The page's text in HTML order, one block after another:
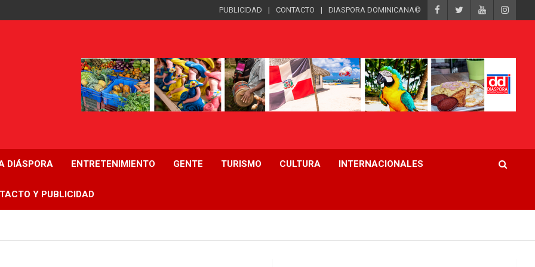
PUBLICIDAD CONTACTO DIASPORA DOMINICANA©
DIÁSPORA ENTRETENIMIENTO GENTE TURISMO CULTURA INTERNACIONALES
Y PUBLICIDAD